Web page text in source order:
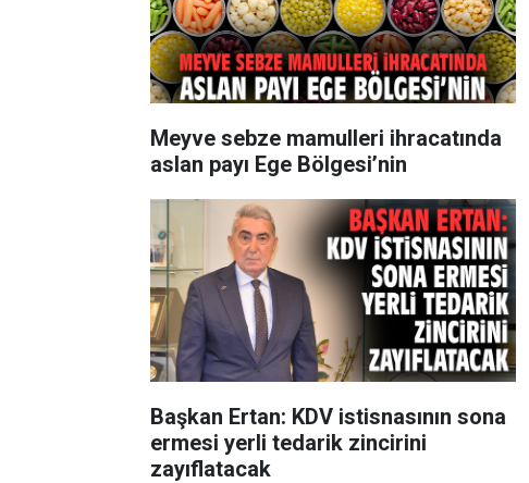
Meyve sebze mamulleri ihracatında
aslan payı Ege Bölgesi’nin
Başkan Ertan: KDV istisnasının sona
ermesi yerli tedarik zincirini
zayıflatacak